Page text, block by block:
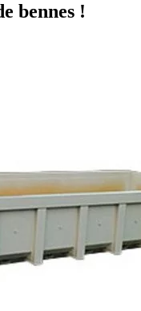
bennes !